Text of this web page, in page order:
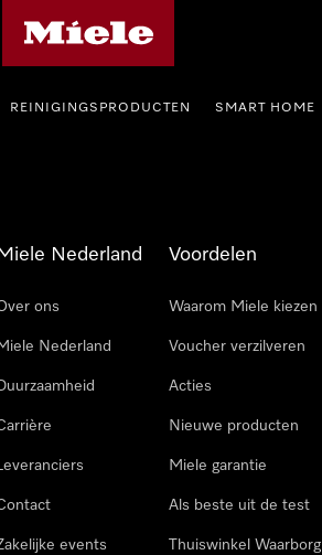
REINIGINGSPRODUCTEN SMART HOME
Miele Nederland
ons
Nederland
events
Voordelen
Waarom Miele kiezen
Voucher verzilveren
Acties
Nieuwe producten
Miele garantie
Als beste uit de test
Thuiswinkel Waarborg